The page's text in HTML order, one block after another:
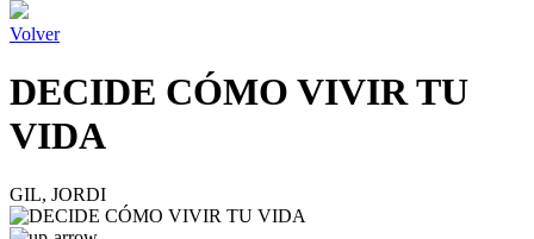
Volver
DECIDE CÓMO VIVIR TU
VIDA
GIL, JORDI